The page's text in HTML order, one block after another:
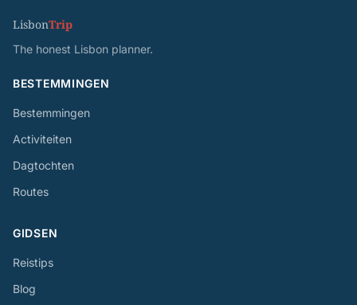
LisbonTrip
The honest Lisbon planner.
BESTEMMINGEN
Bestemmingen
Activiteiten
Dagtochten
Routes
GIDSEN
Reistips
Blog